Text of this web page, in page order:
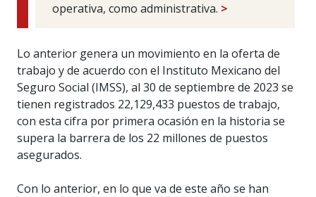
operativa, como administrativa. >
Lo anterior genera un movimiento en la oferta de
trabajo y de acuerdo con el Instituto Mexicano del
Seguro Social (IMSS), al 30 de septiembre de 2023 se
tienen registrados 22,129,433 puestos de trabajo,
con esta cifra por primera ocasión en la historia se
supera la barrera de los 22 millones de puestos
asegurados.
Con lo anterior, en lo que va de este año se han